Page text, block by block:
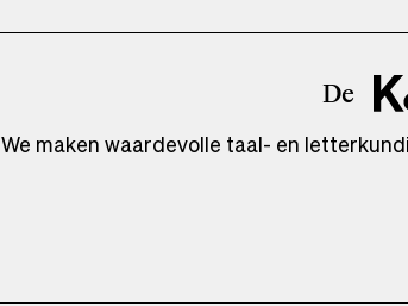
De
We maken waardevolle taal- en